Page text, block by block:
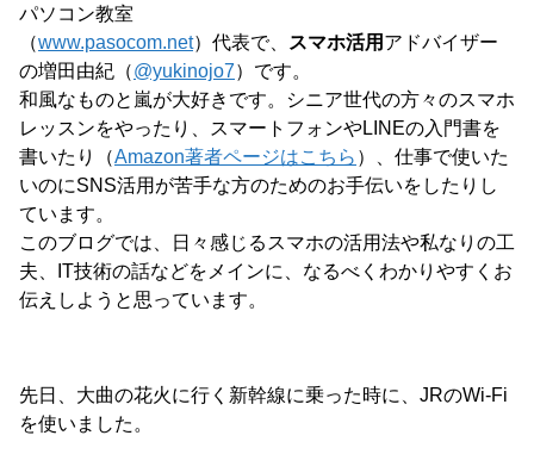
パソコン教室
（www.pasocom.net）代表で、 スマホ活用 アドバイザー
の増田由紀（@yukinojo7）です。
和風なものと嵐が大好きです。シニア世代の方々のスマホ
レッスンをやったり、スマートフォンやLINEの入門書を
書いたり（Amazon著者ページはこちら ）、仕事で使いた
いのにSNS活用が苦手な方のためのお手伝いをしたりし
ています。
このブログでは、日々感じるスマホの活用法や私なりの工
夫、IT技術の話などをメインに、なるべくわかりやすくお
伝えしようと思っています。
先日、大曲の花火に行く新幹線に乗った時に、JRのWi-Fi
を使いました。